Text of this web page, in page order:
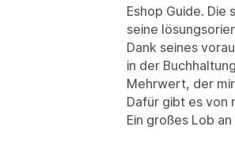
Eshop Guide.
seine
Dank seines
in der
Mehrwert, der
Dafür gibt es von
Ein großes Lob